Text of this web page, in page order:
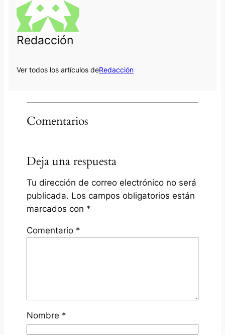
Redacción
Ver todos los artículos deRedacción
Comentarios
Deja una respuesta
Tu dirección de correo electrónico no será
publicada. Los campos obligatorios están
marcados con *
Comentario *
Nombre *